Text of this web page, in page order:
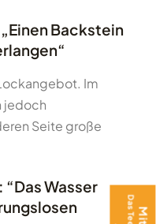
Backstein
Im
jedoch
Seite große
Wasser